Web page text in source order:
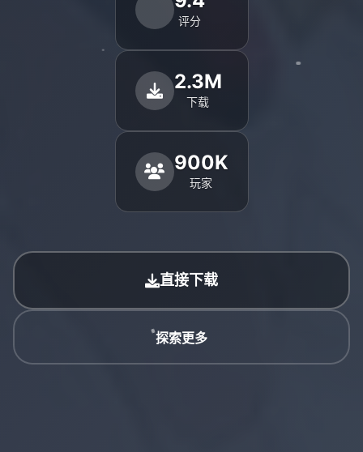
评分
2.3M
下载
900K
玩家
直接下载
探索更多